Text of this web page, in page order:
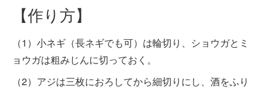
【作り方】
（1）小ネギ（長ネギでも可）は輪切り、ショウガとミ
ョウガは粗みじんに切っておく。
（2）アジは三枚におろしてから細切りにし、酒をふり